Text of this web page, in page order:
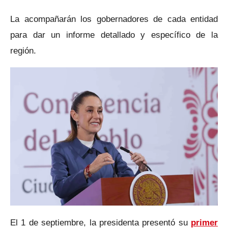
La acompañarán los gobernadores de cada entidad
para dar un informe detallado y específico de la
región.
El 1 de septiembre, la presidenta presentó su primer